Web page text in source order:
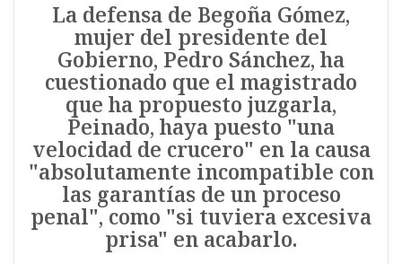
La defensa de Begoña Gómez,
mujer del presidente del
Gobierno, Pedro Sánchez, ha
cuestionado que el magistrado
que ha propuesto juzgarla,
Peinado, haya puesto "una
velocidad de crucero" en la causa
"absolutamente incompatible con
las garantías de un proceso
penal", como "si tuviera excesiva
prisa" en acabarlo.